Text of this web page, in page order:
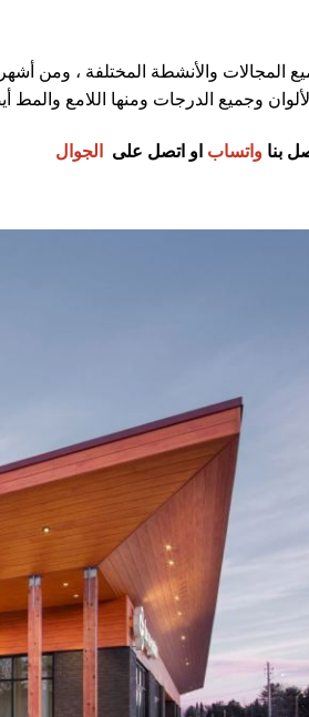
المجالات والأنشطة المختلفة ، ومن أشهر
وجميع الدرجات ومنها اللامع والمط
بنا واتساب او اتصل على الجوال